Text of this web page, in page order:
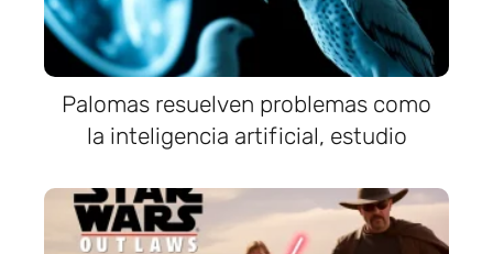
Palomas resuelven problemas como
la inteligencia artificial, estudio